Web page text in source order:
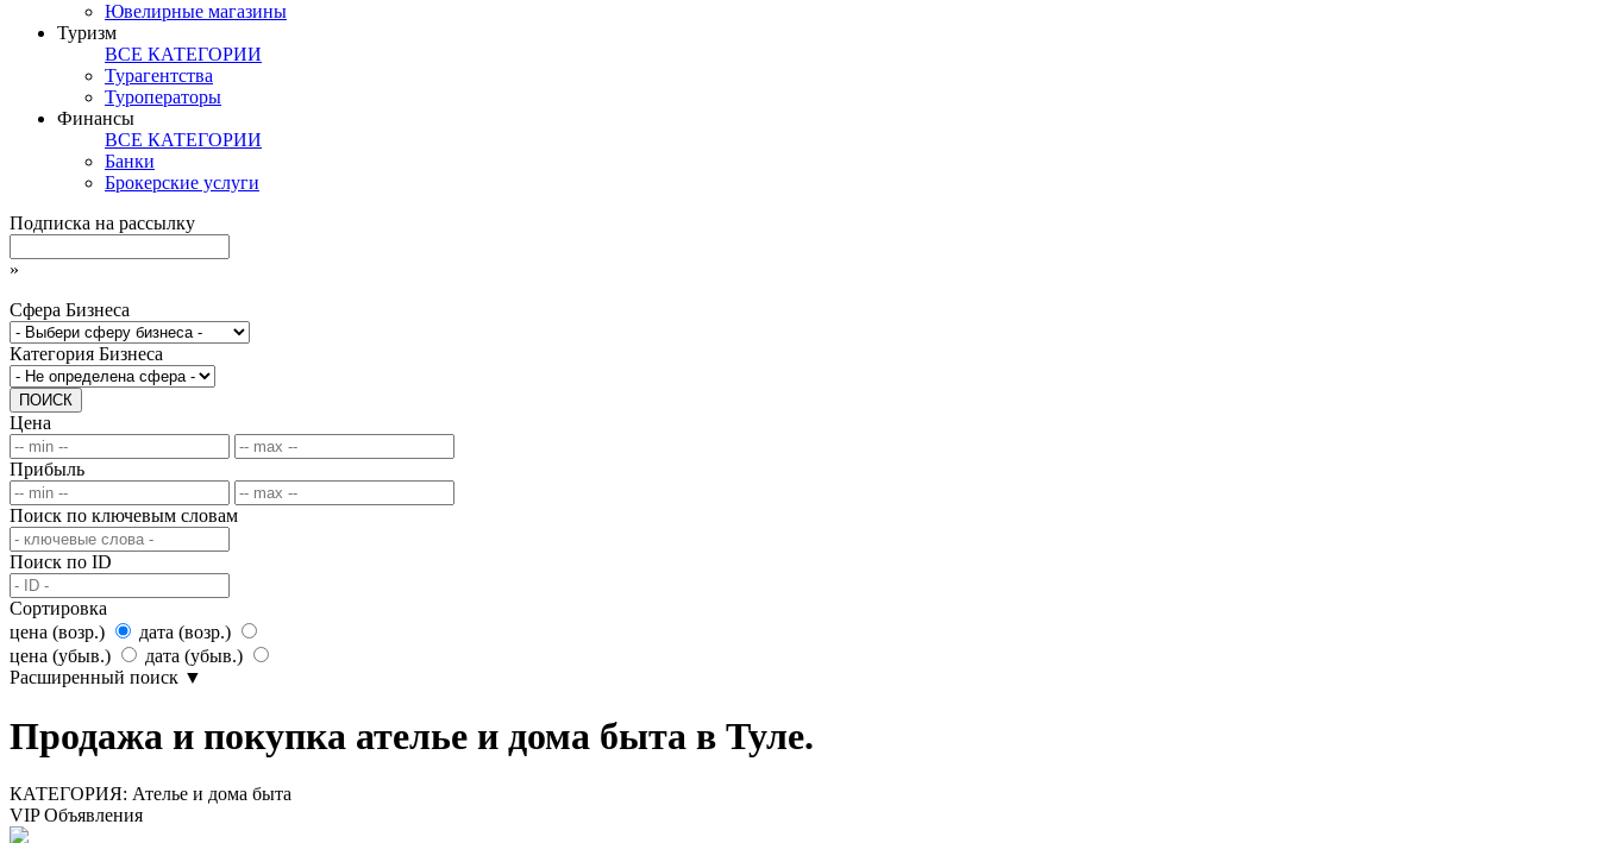
Ювелирные магазины
Туризм
ВСЕ КАТЕГОРИИ
Турагентства
Туроператоры
Финансы
ВСЕ КАТЕГОРИИ
Банки
Брокерские услуги
Подписка на рассылку
»
Сфера Бизнеса
Категория Бизнеса
ПОИСК
Цена
Прибыль
Поиск по ключевым словам
Поиск по ID
Сортировка
цена (возр.)
дата (возр.)
цена (убыв.)
дата (убыв.)
Расширенный поиск ▼
Продажа и покупка ателье и дома быта в Туле.
КАТЕГОРИЯ: Ателье и дома быта
VIP Объявления